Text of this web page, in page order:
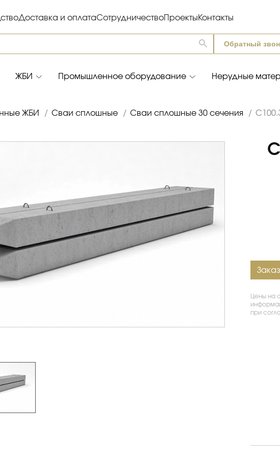
Доставка и оплатаСотрудничествоПроектыКонтакты
Обратный
ЖБИ Промышленное оборудование Нерудные
ЖБИ / Сваи сплошные / Сваи сплошные 30 сечения /
Цены на
при